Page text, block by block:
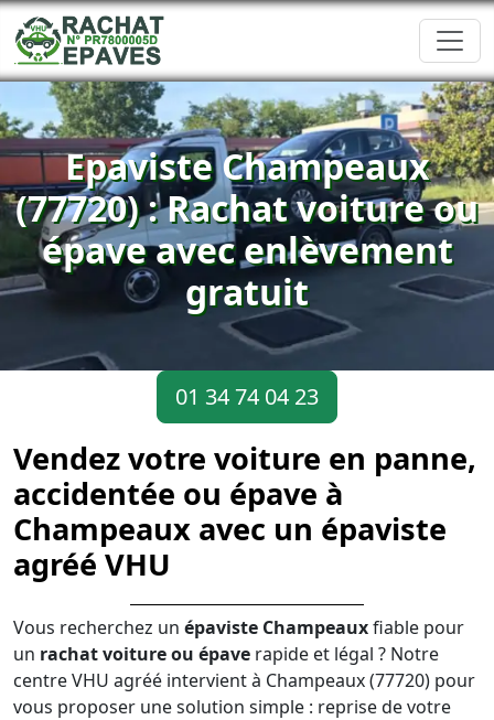
Epaviste Champeaux
(77720) : Rachat voiture ou
épave avec enlèvement
gratuit
01 34 74 04 23
Vendez votre voiture en panne,
accidentée ou épave à
Champeaux avec un épaviste
agréé VHU
Vous recherchez un épaviste Champeauxfiable pour
un rachat voiture ou épave rapide et légal ? Notre
centre VHU agréé intervient à Champeaux (77720) pour
vous proposer une solution simple : reprise de votre